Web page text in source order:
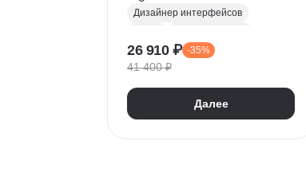
Инфографика
Дизайнер интерфейсов
FigJam
UX/UI Дизайн
UIKit
Дизайн мобильных приложений
26 910 ₽ -35%
41 400 ₽
Далее